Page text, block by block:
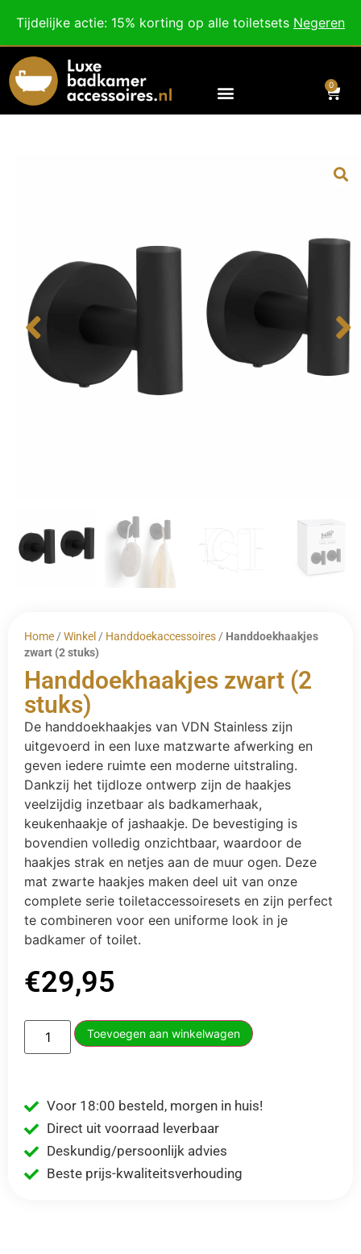
Tijdelijke actie: 15% korting op alle toiletsets Negeren
Voor 18:00 besteld, morgen in huis!
0
Home / Winkel / Handdoekaccessoires / Handdoekhaakjes
zwart (2 stuks)
Handdoekhaakjes zwart (2
stuks)
De handdoekhaakjes van VDN Stainless zijn
uitgevoerd in een luxe matzwarte afwerking en
geven iedere ruimte een moderne uitstraling.
Dankzij het tijdloze ontwerp zijn de haakjes
veelzijdig inzetbaar als badkamerhaak,
keukenhaakje of jashaakje. De bevestiging is
bovendien volledig onzichtbaar, waardoor de
haakjes strak en netjes aan de muur ogen. Deze
mat zwarte haakjes maken deel uit van onze
complete serie toiletaccessoiresets en zijn perfect
te combineren voor een uniforme look in je
badkamer of toilet.
€29,95
Toevoegen aan winkelwagen
Voor 18:00 besteld, morgen in huis!
Direct uit voorraad leverbaar
Deskundig/persoonlijk advies
Beste prijs-kwaliteitsverhouding